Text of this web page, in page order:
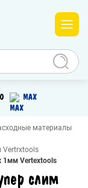
MAX
материалы
Vertrxtools
1мм Vertextools
слим